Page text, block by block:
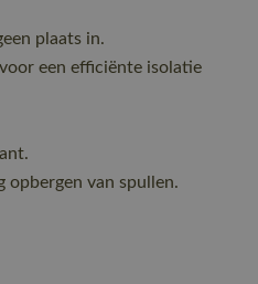
plaats in.
een efficiënte isolatie
van spullen.